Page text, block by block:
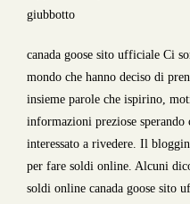
giubbotto
canada goose sito ufficiale Ci
mondo che hanno deciso di
insieme parole che ispirino,
informazioni preziose sperando
interessato a rivedere. Il
per fare soldi online. Alcuni
soldi online canada goose sito